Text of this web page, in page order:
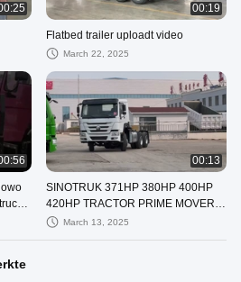
00:19
Flatbed trailer uploadt video
March 22, 2025
00:13
SINOTRUK 371HP 380HP 400HP
420HP TRACTOR PRIME MOVER
TRUCK 6x4 10 wielen RHD en LHD
March 13, 2025